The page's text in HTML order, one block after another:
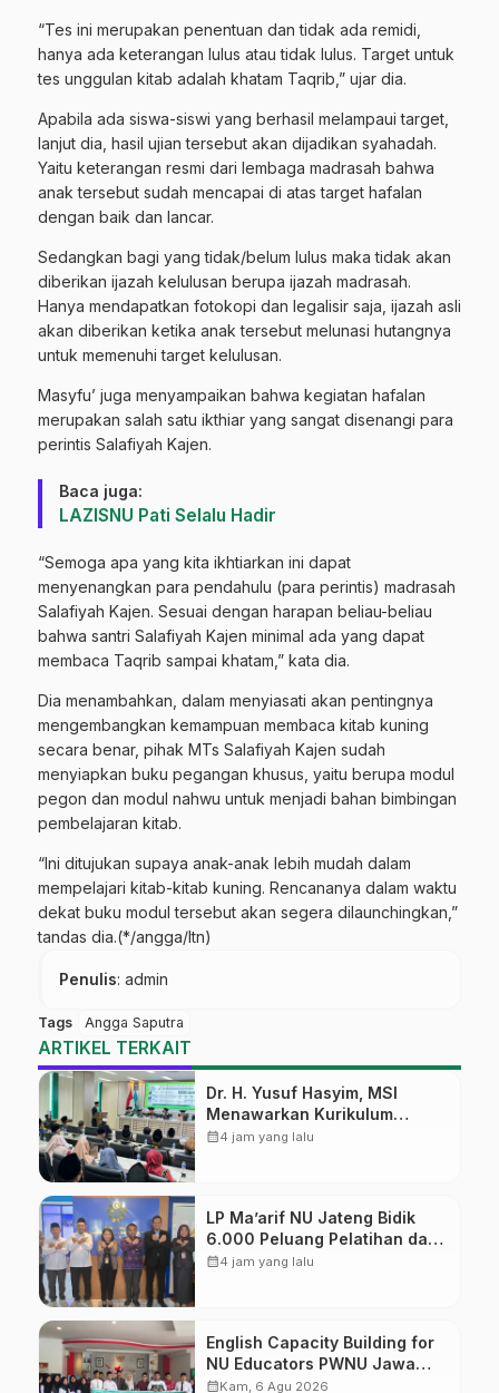
“Tes ini merupakan penentuan dan tidak ada remidi,
hanya ada keterangan lulus atau tidak lulus. Target untuk
tes unggulan kitab adalah khatam Taqrib,” ujar dia.
Apabila ada siswa-siswi yang berhasil melampaui target,
lanjut dia, hasil ujian tersebut akan dijadikan syahadah.
Yaitu keterangan resmi dari lembaga madrasah bahwa
anak tersebut sudah mencapai di atas target hafalan
dengan baik dan lancar.
Sedangkan bagi yang tidak/belum lulus maka tidak akan
diberikan ijazah kelulusan berupa ijazah madrasah.
Hanya mendapatkan fotokopi dan legalisir saja, ijazah asli
akan diberikan ketika anak tersebut melunasi hutangnya
untuk memenuhi target kelulusan.
Masyfu’ juga menyampaikan bahwa kegiatan hafalan
merupakan salah satu ikthiar yang sangat disenangi para
perintis Salafiyah Kajen.
Baca juga:
LAZISNU Pati Selalu Hadir
“Semoga apa yang kita ikhtiarkan ini dapat
menyenangkan para pendahulu (para perintis) madrasah
Salafiyah Kajen. Sesuai dengan harapan beliau-beliau
bahwa santri Salafiyah Kajen minimal ada yang dapat
membaca Taqrib sampai khatam,” kata dia.
Dia menambahkan, dalam menyiasati akan pentingnya
mengembangkan kemampuan membaca kitab kuning
secara benar, pihak MTs Salafiyah Kajen sudah
menyiapkan buku pegangan khusus, yaitu berupa modul
pegon dan modul nahwu untuk menjadi bahan bimbingan
pembelajaran kitab.
“Ini ditujukan supaya anak-anak lebih mudah dalam
mempelajari kitab-kitab kuning. Rencananya dalam waktu
dekat buku modul tersebut akan segera dilaunchingkan,”
tandas dia.(*/angga/ltn)
Penulis: admin
Tags Angga Saputra
ARTIKEL TERKAIT
Dr. H. Yusuf Hasyim, MSI
Menawarkan Kurikulum
Diversifikasi, Harapan Baru
calendar_month4 jam yang lalu
LP Ma’arif NU Jateng Bidik
6.000 Peluang Pelatihan dan
Sertifikasi bagi Lulusan SMK
calendar_month4 jam yang lalu
English Capacity Building for
NU Educators PWNU Jawa
Tengah Batch#4; Membuka
calendar_monthKam, 6 Agu 2026